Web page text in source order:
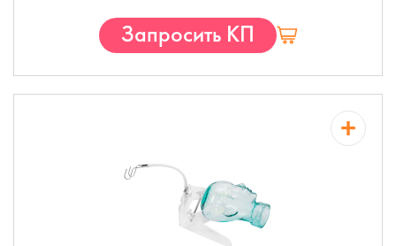
Запросить КП